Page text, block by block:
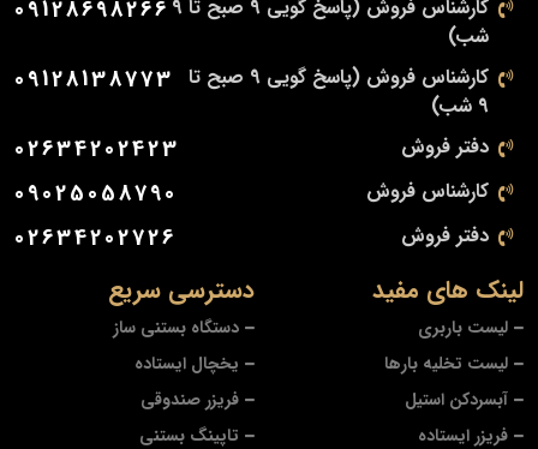
دسترسی سریع
دستگاه بستنی ساز
یخچال ایستاده
فریزر صندوقی
تاپینگ بستنی
لینک های مفید
لیست باربری
لیست تخلیه بارها
آبسردکن استیل
فریزر ایستاده
کارشناس فروش (پاسخ گویی 9 صبح تا 9
شب)
09128698266
کارشناس فروش (پاسخ گویی 9 صبح تا
9 شب)
09128138773
دفتر فروش 02634202423
کارشناس فروش 09025058790
دفتر فروش 02634202726